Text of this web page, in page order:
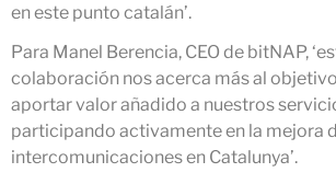
mayo 2025
abril 2025
marzo 2025
febrero 2025
en este punto catalán’.
Para Manel Berencia, CEO de bitNAP,
colaboración nos acerca más al
aportar valor añadido a nuestros
participando activamente en la mejora
intercomunicaciones en Catalunya’.